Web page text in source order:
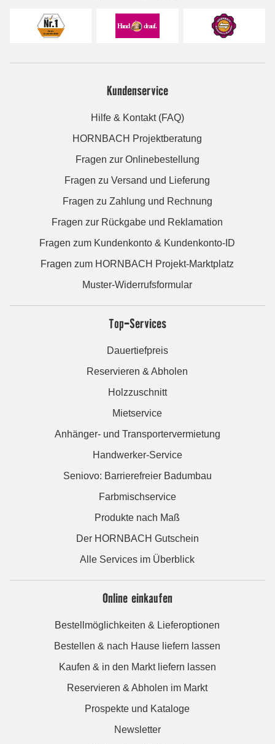
Kundenservice
Hilfe & Kontakt (FAQ)
HORNBACH Projektberatung
Fragen zur Onlinebestellung
Fragen zu Versand und Lieferung
Fragen zu Zahlung und Rechnung
Fragen zur Rückgabe und Reklamation
Fragen zum Kundenkonto & Kundenkonto-ID
Fragen zum HORNBACH Projekt-Marktplatz
Muster-Widerrufsformular
Top-Services
Dauertiefpreis
Reservieren & Abholen
Holzzuschnitt
Mietservice
Anhänger- und Transportervermietung
Handwerker-Service
Seniovo: Barrierefreier Badumbau
Farbmischservice
Produkte nach Maß
Der HORNBACH Gutschein
Alle Services im Überblick
Online einkaufen
Bestellmöglichkeiten & Lieferoptionen
Bestellen & nach Hause liefern lassen
Kaufen & in den Markt liefern lassen
Reservieren & Abholen im Markt
Prospekte und Kataloge
Newsletter